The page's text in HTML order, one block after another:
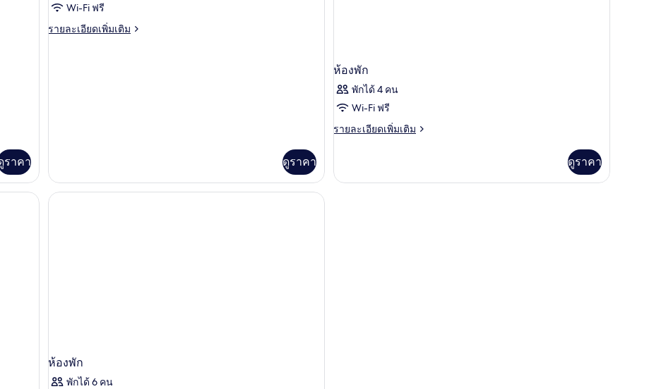
ราคา
สแตนดาร์ด
ดับเบิล
Wi-Fi ฟรี
รายละเอียดเพิ่มเติม
ราย
วิว
เมือง
ดูราคา
ห้องพัก
พักได้ 4 คน
Wi-Fi ฟรี
รายละเอียดเพิ่มเติม
ราย
เกี่ยว
ดูราคา
ห้องพัก
พักได้ 6 คน